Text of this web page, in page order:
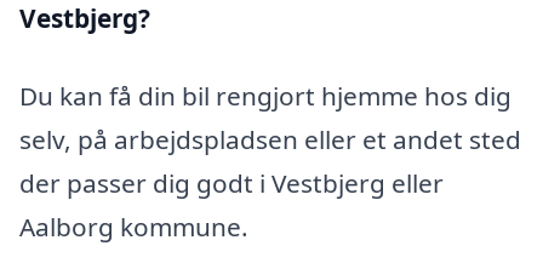
Vestbjerg?
Du kan få din bil rengjort hjemme hos dig
selv, på arbejdspladsen eller et andet sted
der passer dig godt i Vestbjerg eller
Aalborg kommune.